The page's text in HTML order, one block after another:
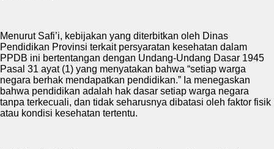
Menurut Safi’i, kebijakan yang diterbitkan oleh Dinas
Pendidikan Provinsi terkait persyaratan kesehatan dalam
PPDB ini bertentangan dengan Undang-Undang Dasar 1945
Pasal 31 ayat (1) yang menyatakan bahwa “setiap warga
negara berhak mendapatkan pendidikan.” Ia menegaskan
bahwa pendidikan adalah hak dasar setiap warga negara
tanpa terkecuali, dan tidak seharusnya dibatasi oleh faktor fisik
atau kondisi kesehatan tertentu.